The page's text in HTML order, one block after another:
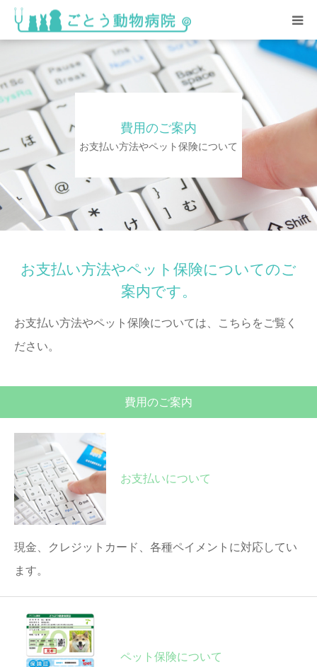
費用のご案内
お支払い方法やペット保険について
お支払い方法やペット保険についてのご
案内です。
お支払い方法やペット保険については、こちらをご覧く
ださい。
費用のご案内
お支払いについて
現金、クレジットカード、各種ペイメントに対応してい
ます。
ペット保険について
総合案内
スタッフ紹介･求人情報
院内の様子
アクセス